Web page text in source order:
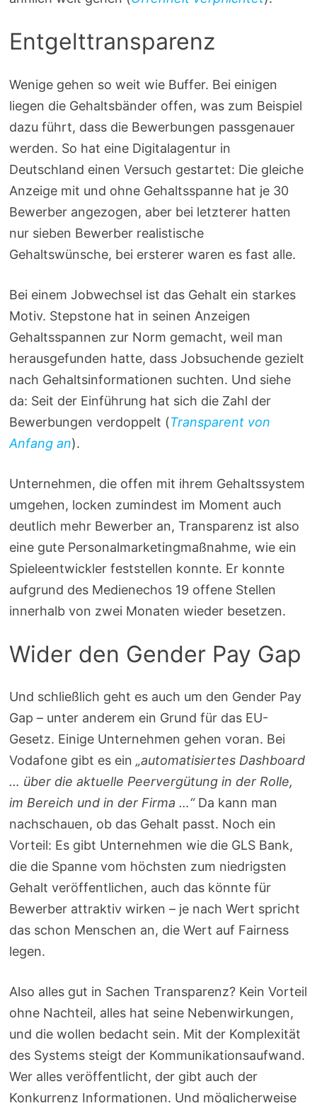
Entgelttransparenz
Wenige gehen so weit wie Buffer. Bei einigen
liegen die Gehaltsbänder offen, was zum Beispiel
dazu führt, dass die Bewerbungen passgenauer
werden. So hat eine Digitalagentur in
Deutschland einen Versuch gestartet: Die gleiche
Anzeige mit und ohne Gehaltsspanne hat je 30
Bewerber angezogen, aber bei letzterer hatten
nur sieben Bewerber realistische
Gehaltswünsche, bei ersterer waren es fast alle.
Bei einem Jobwechsel ist das Gehalt ein starkes
Motiv. Stepstone hat in seinen Anzeigen
Gehaltsspannen zur Norm gemacht, weil man
herausgefunden hatte, dass Jobsuchende gezielt
nach Gehaltsinformationen suchten. Und siehe
da: Seit der Einführung hat sich die Zahl der
Bewerbungen verdoppelt (Transparent von
Anfang an).
Unternehmen, die offen mit ihrem Gehaltssystem
umgehen, locken zumindest im Moment auch
deutlich mehr Bewerber an, Transparenz ist also
eine gute Personalmarketingmaßnahme, wie ein
Spieleentwickler feststellen konnte. Er konnte
aufgrund des Medienechos 19 offene Stellen
innerhalb von zwei Monaten wieder besetzen.
Wider den Gender Pay Gap
Und schließlich geht es auch um den Gender Pay
Gap – unter anderem ein Grund für das EU-
Gesetz. Einige Unternehmen gehen voran. Bei
Vodafone gibt es ein„automatisiertes Dashboard
… über die aktuelle Peervergütung in der Rolle,
im Bereich und in der Firma …“Da kann man
nachschauen, ob das Gehalt passt. Noch ein
Vorteil: Es gibt Unternehmen wie die GLS Bank,
die die Spanne vom höchsten zum niedrigsten
Gehalt veröffentlichen, auch das könnte für
Bewerber attraktiv wirken – je nach Wert spricht
das schon Menschen an, die Wert auf Fairness
legen.
Also alles gut in Sachen Transparenz? Kein Vorteil
ohne Nachteil, alles hat seine Nebenwirkungen,
und die wollen bedacht sein. Mit der Komplexität
des Systems steigt der Kommunikationsaufwand.
Wer alles veröffentlicht, der gibt auch der
Konkurrenz Informationen. Und möglicherweise